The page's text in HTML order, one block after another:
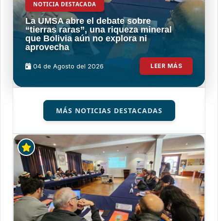
NOTICIA DESTACADA
La UMSA abre el debate sobre
“tierras raras”, una riqueza mineral
que Bolivia aún no explora ni
aprovecha
04 de Agosto del 2026 LEER MÁS
MÁS NOTICIAS DESTACADAS